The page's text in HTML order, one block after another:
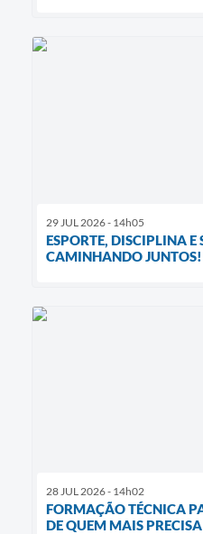
29 JUL 2026 - 14h05
ESPORTE, DISCIPLINA
CAMINHANDO JUNTOS!
28 JUL 2026 - 14h02
FORMAÇÃO TÉCNICA
DE QUEM MAIS